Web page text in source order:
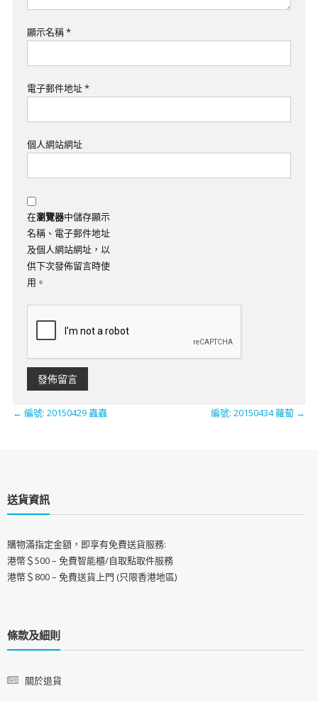
顯示名稱*
電子郵件地址*
個人網站網址
在瀏覽器中儲存顯示
名稱、電子郵件地址
及個人網站網址，以
供下次發佈留言時使
用。
← 編號: 20150429 蟲蟲 編號: 20150434 蘿蔔 →
送貨資訊
購物滿指定金額，即享有免費送貨服務:
港幣＄500 – 免費智能櫃/自取點取件服務
港幣＄800 – 免費送貨上門 (只限香港地區)
條款及細則
關於退貨